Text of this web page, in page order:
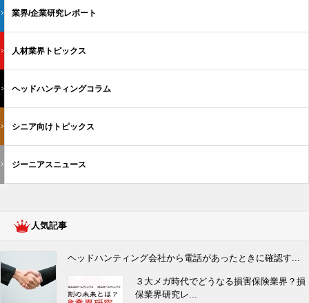
業界/企業研究レポート
人材業界トピックス
ヘッドハンティングコラム
シニア向けトピックス
ジーニアスニュース
人気記事
ヘッドハンティング会社から電話があったときに確認す...
３大メガ時代でどうなる損害保険業界？損
保業界研究レ...